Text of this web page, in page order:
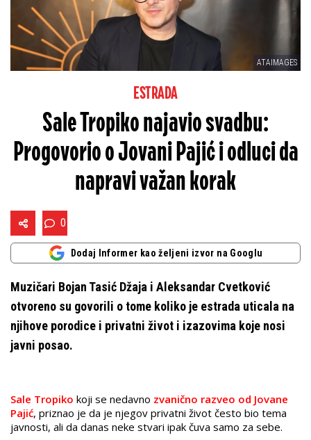
ATAIMAGES
ESTRADA
Sale Tropiko najavio svadbu:
Progovorio o Jovani Pajić i odluci da
napravi važan korak
0
Dodaj Informer kao željeni izvor na Googlu
Muzičari Bojan Tasić Džaja i Aleksandar Cvetković
otvoreno su govorili o tome koliko je estrada uticala na
njihove porodice i privatni život i izazovima koje nosi
javni posao.
Sale Tropiko koji se nedavno zvanično razveo od Jovane
Pajić, priznao je da je njegov privatni život često bio tema
javnosti, ali da danas neke stvari ipak čuva samo za sebe.